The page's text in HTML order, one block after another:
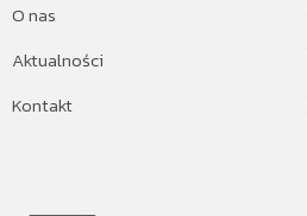
O nas
Aktualności
Kontakt